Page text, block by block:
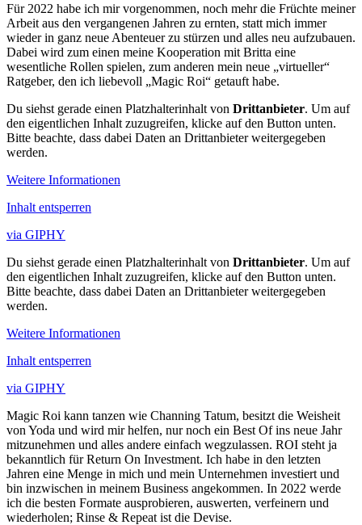
Für 2022 habe ich mir vorgenommen, noch mehr die Früchte meiner
Arbeit aus den vergangenen Jahren zu ernten, statt mich immer
wieder in ganz neue Abenteuer zu stürzen und alles neu aufzubauen.
Dabei wird zum einen meine Kooperation mit Britta eine
wesentliche Rollen spielen, zum anderen mein neue „virtueller“
Ratgeber, den ich liebevoll „Magic Roi“ getauft habe.
Du siehst gerade einen Platzhalterinhalt von Drittanbieter. Um auf
den eigentlichen Inhalt zuzugreifen, klicke auf den Button unten.
Bitte beachte, dass dabei Daten an Drittanbieter weitergegeben
werden.
Weitere Informationen
Inhalt entsperren
via GIPHY
Du siehst gerade einen Platzhalterinhalt von Drittanbieter. Um auf
den eigentlichen Inhalt zuzugreifen, klicke auf den Button unten.
Bitte beachte, dass dabei Daten an Drittanbieter weitergegeben
werden.
Weitere Informationen
Inhalt entsperren
via GIPHY
Magic Roi kann tanzen wie Channing Tatum, besitzt die Weisheit
von Yoda und wird mir helfen, nur noch ein Best Of ins neue Jahr
mitzunehmen und alles andere einfach wegzulassen. ROI steht ja
bekanntlich für Return On Investment. Ich habe in den letzten
Jahren eine Menge in mich und mein Unternehmen investiert und
bin inzwischen in meinem Business angekommen. In 2022 werde
ich die besten Formate ausprobieren, auswerten, verfeinern und
wiederholen; Rinse & Repeat ist die Devise.